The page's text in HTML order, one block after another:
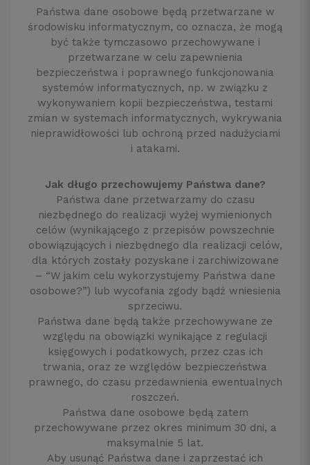
Państwa dane osobowe będą przetwarzane w
środowisku informatycznym, co oznacza, że mogą
być także tymczasowo przechowywane i
przetwarzane w celu zapewnienia
bezpieczeństwa i poprawnego funkcjonowania
systemów informatycznych, np. w związku z
wykonywaniem kopii bezpieczeństwa, testami
zmian w systemach informatycznych, wykrywania
nieprawidłowości lub ochroną przed nadużyciami
i atakami.
Jak długo przechowujemy Państwa dane?
Państwa dane przetwarzamy do czasu
niezbędnego do realizacji wyżej wymienionych
celów (wynikającego z przepisów powszechnie
obowiązujących i niezbędnego dla realizacji celów,
dla których zostały pozyskane i zarchiwizowane
– “W jakim celu wykorzystujemy Państwa dane
osobowe?”) lub wycofania zgody bądź wniesienia
sprzeciwu.
Państwa dane będą także przechowywane ze
względu na obowiązki wynikające z regulacji
księgowych i podatkowych, przez czas ich
trwania, oraz ze względów bezpieczeństwa
prawnego, do czasu przedawnienia ewentualnych
roszczeń.
Państwa dane osobowe będą zatem
przechowywane przez okres minimum 30 dni, a
maksymalnie 5 lat.
Aby usunąć Państwa dane i zaprzestać ich